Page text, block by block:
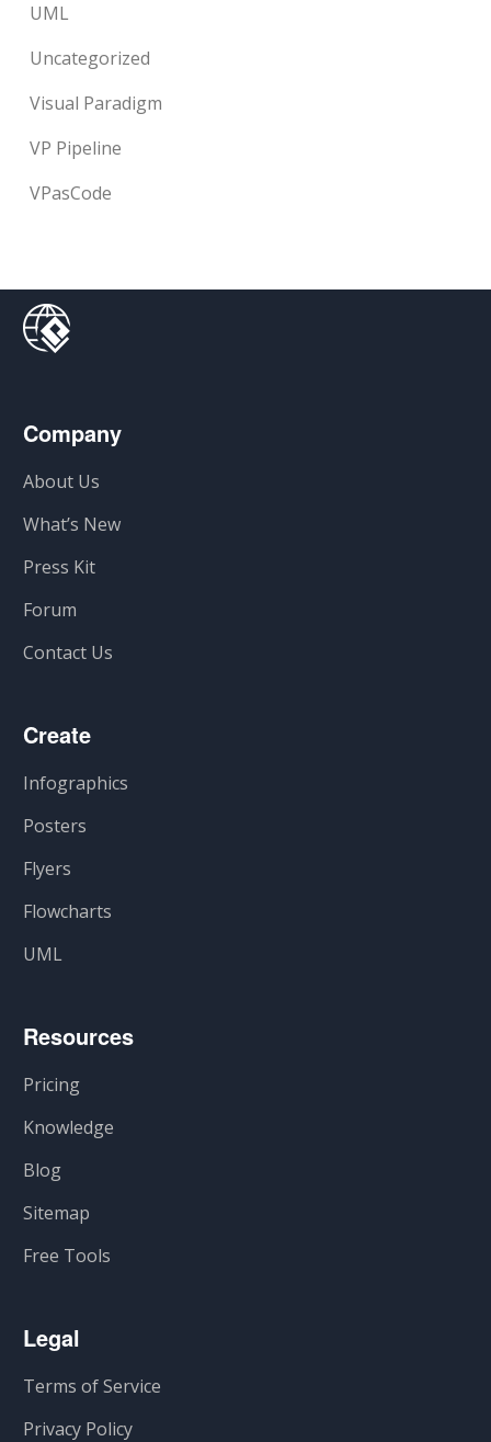
UML
Uncategorized
Visual Paradigm
VP Pipeline
VPasCode
Company
About Us
What’s New
Press Kit
Forum
Contact Us
Create
Infographics
Posters
Flyers
Flowcharts
UML
Resources
Pricing
Knowledge
Blog
Sitemap
Free Tools
Legal
Terms of Service
Privacy Policy